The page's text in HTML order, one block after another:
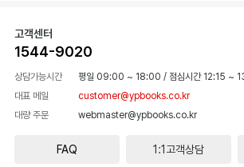
고객센터
1544-9020
상담가능시간 평일 09:00 ~ 18:00 / 점심시간 12:15 ~
대표 메일
customer@ypbooks.co.kr
대량 주문
webmaster@ypbooks.co.kr
FAQ 1:1고객상담